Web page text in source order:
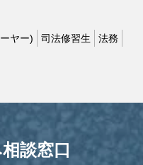
ヤー) 司法修習生
法務
談窓口